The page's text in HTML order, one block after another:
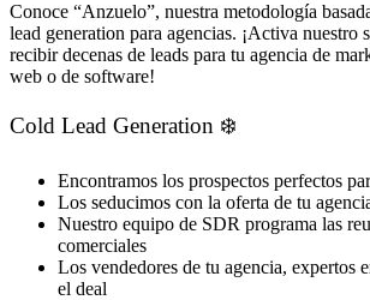
Conoce “Anzuelo”, nuestra metodología
lead generation para agencias. ¡Activa nuestro
recibir decenas de leads para tu agencia de
web o de software!
Cold Lead Generation ❄️
Encontramos los prospectos perfectos
Los seducimos con la oferta de tu
Nuestro equipo de SDR programa las
comerciales
Los vendedores de tu agencia, expertos
el deal